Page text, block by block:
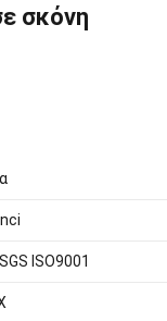
σκόνη
ISO9001